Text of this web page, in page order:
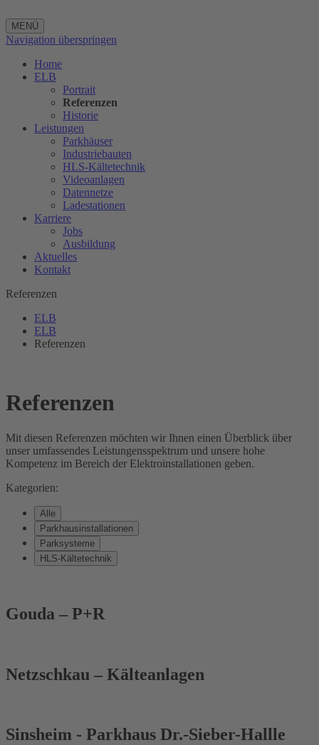
MENÜ
Navigation überspringen
Home
ELB
Portrait
Referenzen
Historie
Leistungen
Parkhäuser
Industriebauten
HLS-Kältetechnik
Videoanlagen
Datennetze
Ladestationen
Karriere
Jobs
Ausbildung
Aktuelles
Kontakt
Referenzen
ELB
ELB
Referenzen
Referenzen
Mit diesen Referenzen möchten wir Ihnen einen Überblick über
unser umfassendes Leistungensspektrum und unsere hohe
Kompetenz im Bereich der Elektroinstallationen geben.
Kategorien:
Alle
Parkhausinstallationen
Parksysteme
HLS-Kältetechnik
Gouda – P+R
Netzschkau – Kälteanlagen
Sinsheim - Parkhaus Dr.-Sieber-Hallle